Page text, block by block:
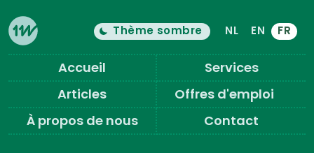
Eleven Ways (Home)
Accueil
Services
Articles
Offres d'emploi
À propos de nous
Contact
Le thème de couleur est maintenant "
Thème sombre
Changer le mode clair/sombre
NL EN FR